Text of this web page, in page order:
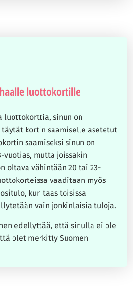
luottokortille
luottokorttia, sinun on
kortin saamiselle asetetut
saamiseksi sinun on
vuotias, mutta joissakin
oltava vähintään 20 tai 23-
vaaditaan myös
kun taas toisissa
vain jonkinlaisia tuloja.
edellyttää, että sinulla ei ole
olet merkitty Suomen